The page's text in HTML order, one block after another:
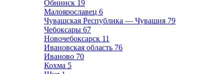
Обнинск 19
Малоярославец 6
Чувашская Республика — Чувашия 79
Чебоксары 67
Новочебоксарск 11
Ивановская область 76
Иваново 70
Кохма 5